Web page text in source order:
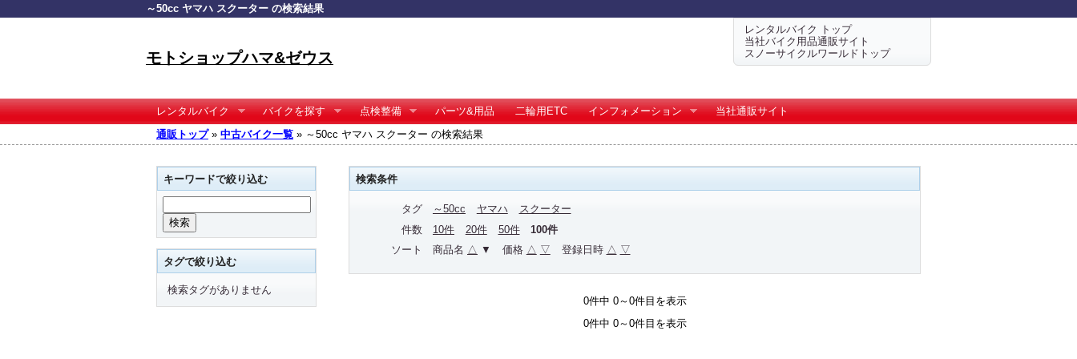
～50cc ヤマハ スクーター の検索結果
モトショップハマ&ゼウス
レンタルバイク トップ
当社バイク用品通販サイト
スノーサイクルワールドトップ
レンタルバイク バイクを探す 点検整備 パーツ&用品 二輪用ETC インフォメーション
当社通販サイト
通販トップ» 中古バイク一覧 » ～50cc ヤマハ スクーター の検索結果
検索条件
タグ ～50cc ヤマハ
スクーター
件数
10件 20件 50件
100件
ソート
商品名 △ ▼ 価格 △ ▽ 登録日時 △ ▽
0件中 0～0件目を表示
0件中 0～0件目を表示
キーワードで絞り込む
タグで絞り込む
検索タグがありません